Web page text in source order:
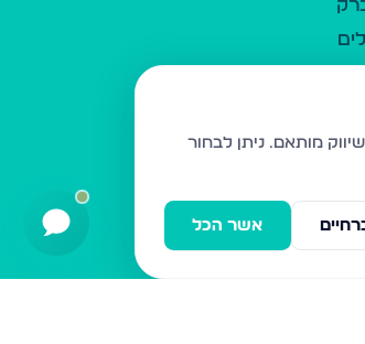
שמש
עילית
ניתן לבחור
אשר הכל